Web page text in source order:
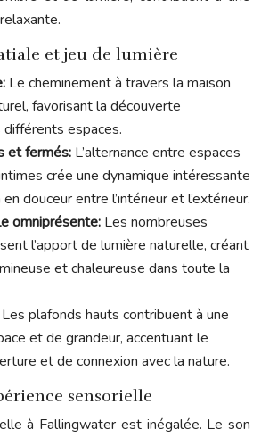
et jeu de lumière
Le cheminement à travers la maison
favorisant la découverte
espaces.
et fermés: L’alternance entre espaces
crée une dynamique intéressante
douceur entre l’intérieur et l’extérieur.
omniprésente: Les nombreuses
l’apport de lumière naturelle, créant
et chaleureuse dans toute la
Les plafonds hauts contribuent à une
et de grandeur, accentuant le
et de connexion avec la nature.
sensorielle
à Fallingwater est inégalée. Le son